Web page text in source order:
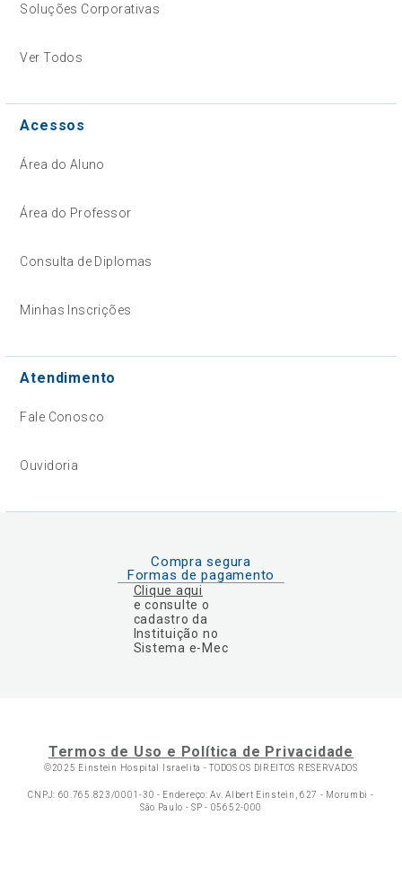
Soluções Corporativas
Ver Todos
Acessos
Área do Aluno
Área do Professor
Consulta de Diplomas
Minhas Inscrições
Atendimento
Fale Conosco
Ouvidoria
Compra segura
Formas de pagamento
Clique aqui
e consulte o
cadastro da
Instituição no
Sistema e-Mec
Termos de Uso e Política de Privacidade
©2025 Einstein Hospital Israelita -TODOS OS DIREITOS RESERVADOS
CNPJ: 60.765.823/0001-30 - Endereço: Av. Albert Einstein, 627 - Morumbi -
São Paulo - SP - 05652-000